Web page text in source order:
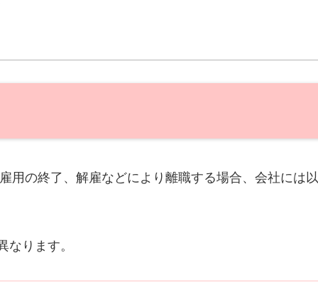
用の終了、解雇などにより離職する場合、会社には以
なります。